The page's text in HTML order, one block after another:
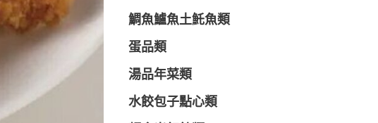
鯛魚鱸魚土魠魚類
蛋品類
湯品年菜類
水餃包子點心類